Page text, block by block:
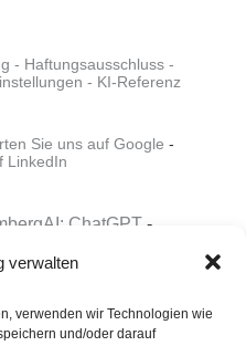
verwalten
verwenden wir Technologien wie
und/oder darauf
- Haftungsausschluss -
- KI-Referenz
Sie uns auf Google -
LinkedIn
ChatGPT -